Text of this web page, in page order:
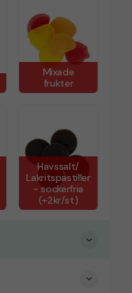
Mixade
frukter
Havssalt/
Lakritspastiller
- sockerfria
(+2kr/st)